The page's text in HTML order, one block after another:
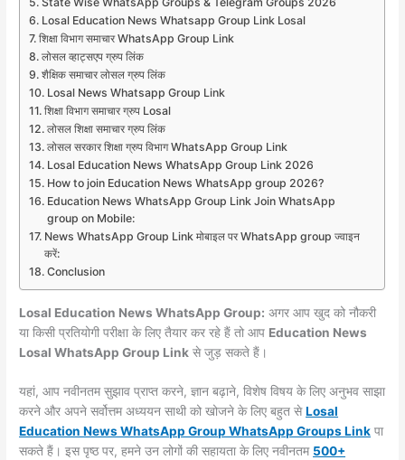
Losal Education News Whatsapp Group Link Losal
शिक्षा विभाग समाचार WhatsApp Group Link
लोसल व्हाट्सएप ग्रुप लिंक
शैक्षिक समाचार लोसल ग्रुप लिंक
Losal News Whatsapp Group Link
शिक्षा विभाग समाचार ग्रुप Losal
लोसल शिक्षा समाचार ग्रुप लिंक
लोसल सरकार शिक्षा ग्रुप विभाग WhatsApp Group Link
Losal Education News WhatsApp Group Link 2026
How to join Education News WhatsApp group 2026?
Education News WhatsApp Group Link Join WhatsApp
group on Mobile:
News WhatsApp Group Link मोबाइल पर WhatsApp group ज्वाइन
करें:
Conclusion
Losal Education News WhatsApp Group: अगर आप खुद को नौकरी
या किसी प्रतियोगी परीक्षा के लिए तैयार कर रहे हैं तो आप Education News
Losal WhatsApp Group Link से जुड़ सकते हैं।
यहां, आप नवीनतम सुझाव प्राप्त करने, ज्ञान बढ़ाने, विशेष विषय के लिए अनुभव साझा
करने और अपने सर्वोत्तम अध्ययन साथी को खोजने के लिए बहुत सेLosal
Education News WhatsApp Group WhatsApp GroupsLink पा
सकते हैं। इस पृष्ठ पर, हमने उन लोगों की सहायता के लिए नवीनतम 500+